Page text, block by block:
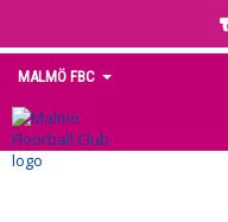
MALMÖ FBC
HEM